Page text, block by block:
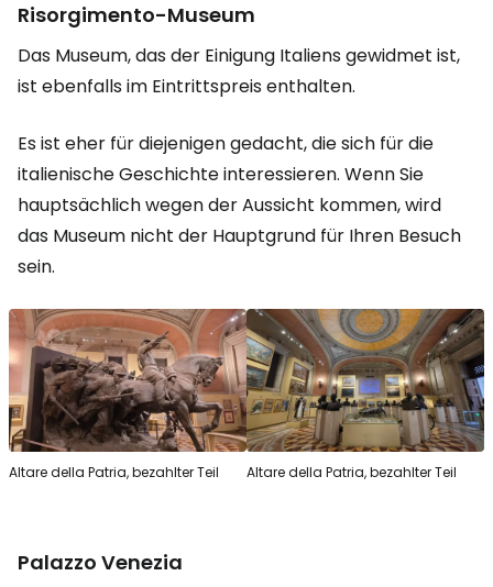
Risorgimento-Museum
Das Museum, das der Einigung Italiens gewidmet ist,
ist ebenfalls im Eintrittspreis enthalten.
Es ist eher für diejenigen gedacht, die sich für die
italienische Geschichte interessieren. Wenn Sie
hauptsächlich wegen der Aussicht kommen, wird
das Museum nicht der Hauptgrund für Ihren Besuch
sein.
Altare della Patria, bezahlter Teil Altare della Patria, bezahlter Teil
Palazzo Venezia